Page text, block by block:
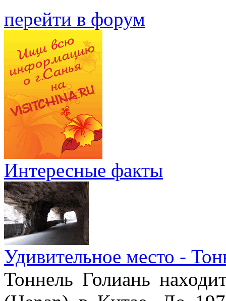
перейти в форум
Интересные факты
Удивительное место -
Тоннель Голиань